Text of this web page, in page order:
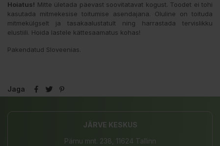
Hoiatus! Mitte ületada päevast soovitatavat kogust. Toodet ei tohi
kasutada mitmekesise toitumise asendajana. Oluline on toituda
mitmekülgselt ja tasakaalustatult ning harrastada tervislikku
elustiili. Hoida lastele kättesaamatus kohas!
Pakendatud Sloveenias.
Jaga
JÄRVE KESKUS
Pärnu mnt. 238, 11624 Tallinn